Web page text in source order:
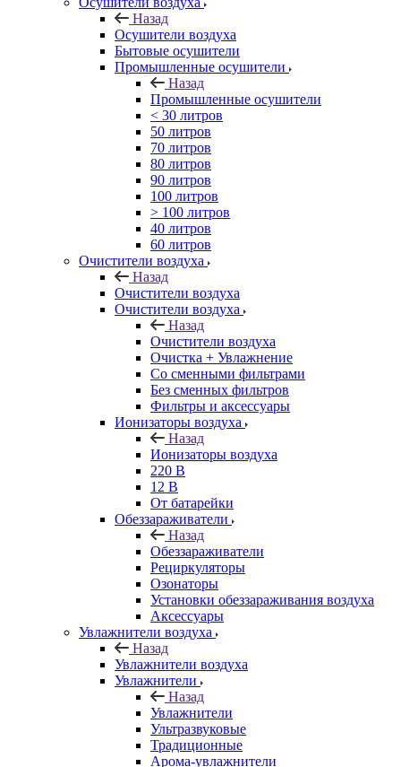
Назад
Осушители воздуха
Бытовые осушители
Промышленные осушители
Назад
Промышленные осушители
< 30 литров
50 литров
70 литров
80 литров
90 литров
100 литров
> 100 литров
40 литров
60 литров
Очистители воздуха
Назад
Очистители воздуха
Очистители воздуха
Назад
Очистители воздуха
Очистка + Увлажнение
Cо сменными фильтрами
Без сменных фильтров
Фильтры и аксессуары
Ионизаторы воздуха
Назад
Ионизаторы воздуха
220 В
12 В
От батарейки
Обеззараживатели
Назад
Обеззараживатели
Рециркуляторы
Озонаторы
Установки обеззараживания воздуха
Аксессуары
Увлажнители воздуха
Назад
Увлажнители воздуха
Увлажнители
Назад
Увлажнители
Ультразвуковые
Традиционные
Арома-увлажнители